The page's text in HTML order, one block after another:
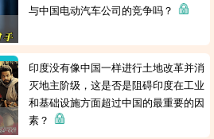
与中国电动汽车公司的竞争吗？
印度没有像中国一样进行土地改革并消
灭地主阶级，这是否是阻碍印度在工业
和基础设施方面超过中国的最重要的因
素？